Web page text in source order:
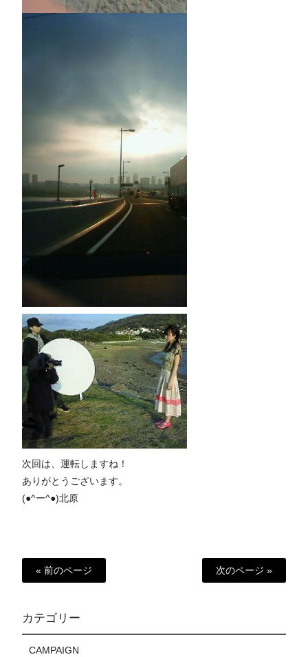
次回は、運転しますね！
ありがとうございます。
(●^ー^●)北原
« 前のページ 次のページ »
カテゴリー
CAMPAIGN